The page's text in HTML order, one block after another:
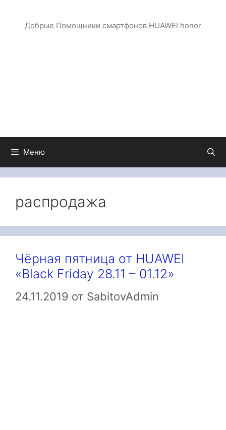
Добрые Помощники смартфонов HUAWEI honor
Меню
распродажа
Чёрная пятница от HUAWEI
«Black Friday 28.11 – 01.12»
24.11.2019 от SabitovAdmin